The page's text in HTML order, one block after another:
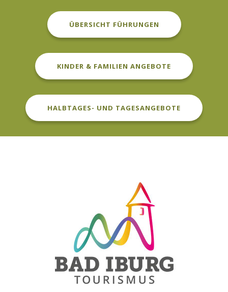
ÜBERSICHT FÜHRUNGEN
KINDER & FAMILIEN ANGEBOTE
HALBTAGES- UND TAGESANGEBOTE